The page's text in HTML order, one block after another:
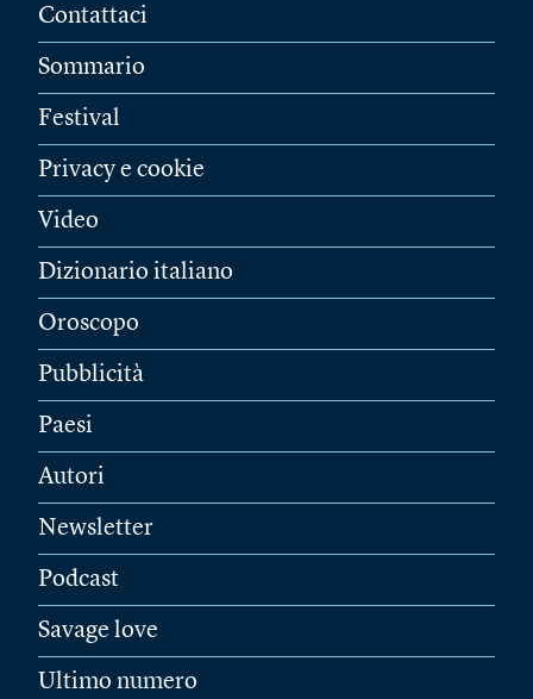
Contattaci
Sommario
Festival
Privacy e cookie
Video
Dizionario italiano
Oroscopo
Pubblicità
Paesi
Autori
Newsletter
Podcast
Savage love
Ultimo numero